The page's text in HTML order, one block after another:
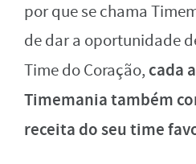
por que se chama
de dar a oportunidade
Time do Coração, cada
Timemania também
receita do seu time